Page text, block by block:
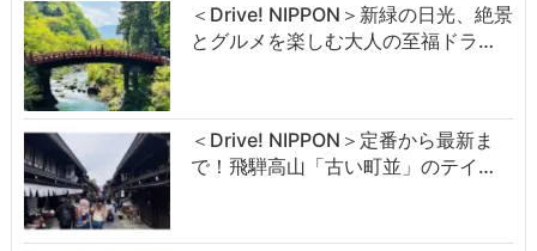
＜Drive! NIPPON＞新緑の日光、絶景
とグルメを楽しむ大人の至福ドラ…
＜Drive! NIPPON＞定番から最新ま
で！飛騨高山「古い町並」のテイ…